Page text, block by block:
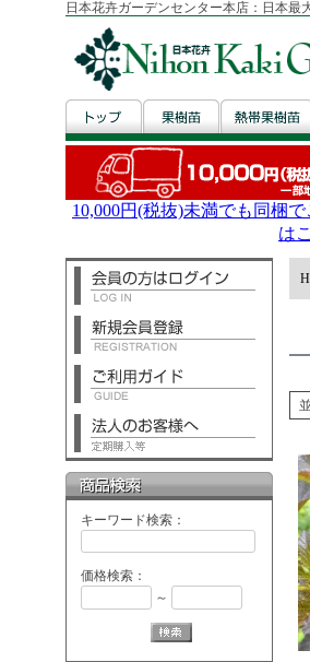
日本花卉ガーデンセンター本店：日本最
キーワード検索：
価格検索：
～